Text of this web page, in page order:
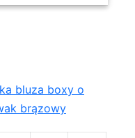
bluza boxy o
brązowy